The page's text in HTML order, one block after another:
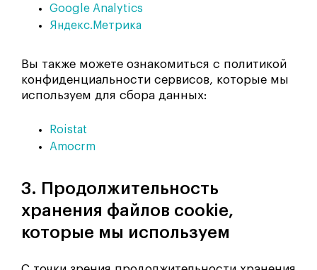
Google Analytics
Яндекс.Метрика
Вы также можете ознакомиться с политикой
конфиденциальности сервисов, которые мы
используем для сбора данных:
Roistat
Amocrm
3. Продолжительность
хранения файлов cookie,
которые мы используем